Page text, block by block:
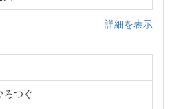
詳細を表示
つぐ